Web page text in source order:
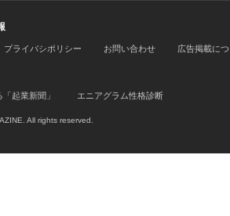
プライバシポリシー お問い合わせ 広告掲載に
起業新聞」 エニアグラム性格診断
All rights reserved.